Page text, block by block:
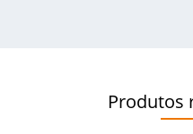
Produtos